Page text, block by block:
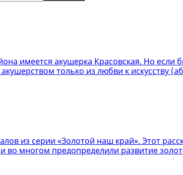
имеется акушерка Красовская. Но если
только из любви к искусству
из серии «Золотой наш край». Этот
во многом предопределили развитие